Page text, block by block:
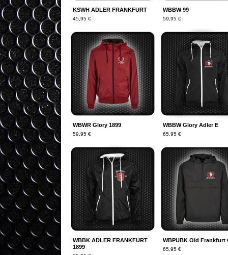
KSWH ADLER FRANKFURT
45,95 €
WBBW 99
59,95 €
WBWR Glory 1899
59,95 €
WBBW Glory Adler E
65,95 €
WBBK ADLER FRANKFURT
1899
WBPUBK Old Frankfurt
65,95 €